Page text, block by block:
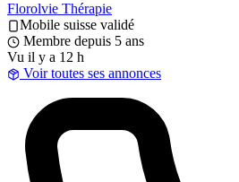
Florolvie Thérapie
Mobile suisse validé
Membre depuis 5 ans
Vu il y a 12 h
Voir toutes ses annonces